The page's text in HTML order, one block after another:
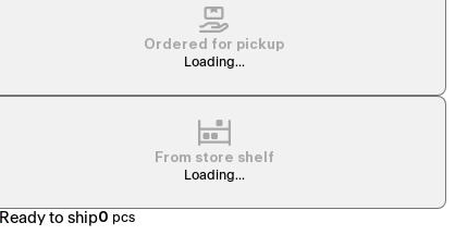
Ordered for pickup
Loading...
From store shelf
Loading...
Ready to ship0 pcs